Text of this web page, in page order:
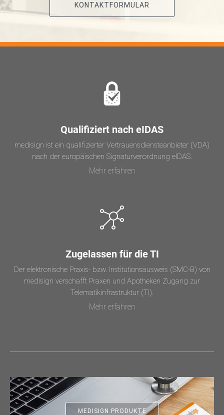
KONTAKTFORMULAR
Qualifiziert nach eIDAS
medisign ist ein qualifizierter Vertrauensdiensteanbieter (VDA)
nach der europäischen Signaturverordnung eIDAS.
Mehr erfahren
Zugelassen für die TI
Der elektronische Praxis- bzw. Institutionsausweis (SMC-B) von
medisign verschafft Praxen und Apotheken Zugang zur
Telematikinfrastruktur (TI).
Mehr erfahren
MEDISIGN PRODUKTE